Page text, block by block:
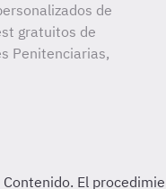
de
gratuitos de
Penitenciarias,